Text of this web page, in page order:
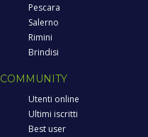
Pescara
Salerno
Rimini
Brindisi
COMMUNITY
Utenti online
Ultimi iscritti
Best user